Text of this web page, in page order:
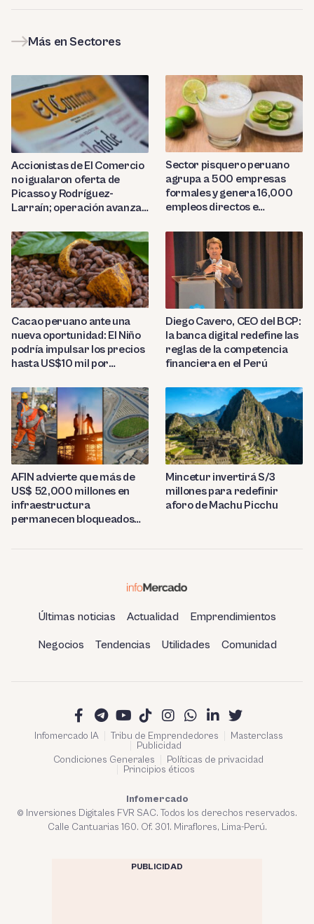
Más en Sectores
Accionistas de El Comercio
no igualaron oferta de
Picasso y Rodríguez-
Larraín; operación avanza
Sector pisquero peruano
agrupa a 500 empresas
formales y genera 16,000
empleos directos e
Cacao peruano ante una
nueva oportunidad: El Niño
podría impulsar los precios
hasta US$10 mil por
Diego Cavero, CEO del BCP:
la banca digital redefine las
reglas de la competencia
financiera en el Perú
AFIN advierte que más de
US$ 52,000 millones en
infraestructura
permanecen bloqueados
Mincetur invertirá S/3
millones para redefinir
aforo de Machu Picchu
Últimas noticias Actualidad Emprendimientos
Negocios Tendencias Utilidades Comunidad
Infomercado IA Tribu de Emprendedores
Masterclass
Publicidad
Condiciones Generales
Políticas de privacidad
Principios éticos
Infomercado
© Inversiones Digitales FVR SAC. Todos los derechos reservados.
Calle Cantuarias 160. Of. 301. Miraflores, Lima-Perú.
PUBLICIDAD